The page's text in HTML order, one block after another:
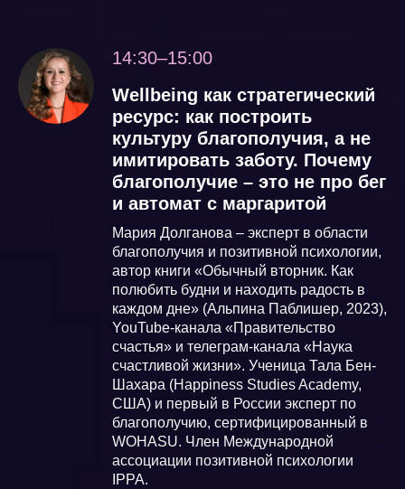
14:30–15:00
Wellbeing как стратегический
ресурс: как построить
культуру благополучия, а не
имитировать заботу. Почему
благополучие – это не про бег
и автомат с маргаритой
Мария Долганова – эксперт в области
благополучия и позитивной психологии,
автор книги «Обычный вторник. Как
полюбить будни и находить радость в
каждом дне» (Альпина Паблишер, 2023),
YouTube-канала «Правительство
счастья» и телеграм-канала «Наука
счастливой жизни». Ученица Тала Бен-
Шахара (Happiness Studies Academy,
США) и первый в России эксперт по
благополучию, сертифицированный в
WOHASU. Член Международной
ассоциации позитивной психологии
IPPA.